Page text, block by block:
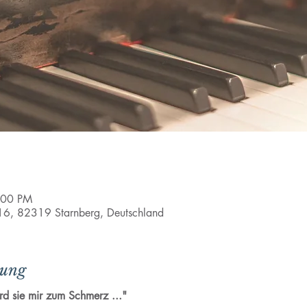
PM
82319 Starnberg, Deutschland
sie mir zum Schmerz ..."